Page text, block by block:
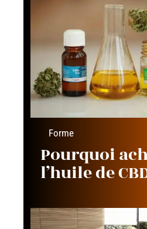
Forme
Pourquoi
l’huile de